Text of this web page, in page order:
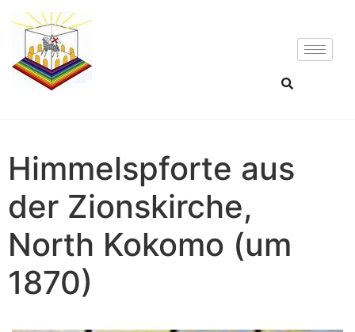
Himmelspforte aus
der Zionskirche,
North Kokomo (um
1870)